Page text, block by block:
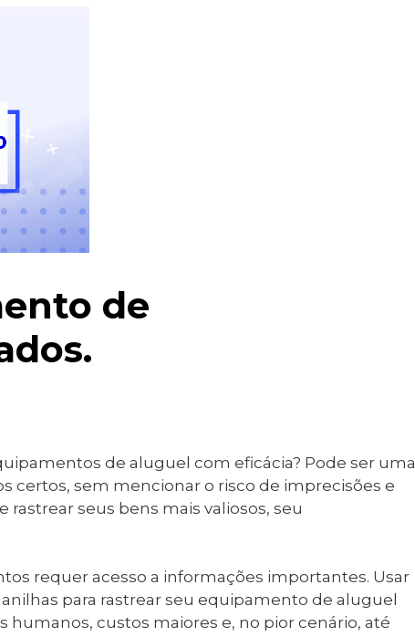
de
de aluguel com eficácia? Pode ser uma
certos, sem mencionar o risco de imprecisões e
rastrear seus bens mais valiosos, seu
requer acesso a informações importantes. Usar
para rastrear seu equipamento de aluguel
humanos, custos maiores e, no pior cenário, até